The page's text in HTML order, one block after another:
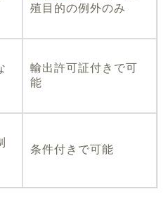
殖目的の例外のみ
輸出許可証付きで可
能
条件付きで可能